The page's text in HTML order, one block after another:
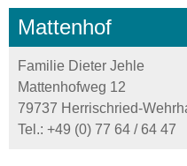
Mattenhof
Familie Dieter Jehle
Mattenhofweg 12
79737 Herrischried-
Tel.: +49 (0) 77 64 / 64 47